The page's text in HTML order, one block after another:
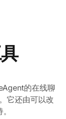
的在线聊
它还由可以改